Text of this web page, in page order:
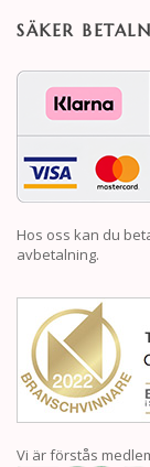
SÄKER
Hos oss kan du
avbetalning.
Vi är förstås